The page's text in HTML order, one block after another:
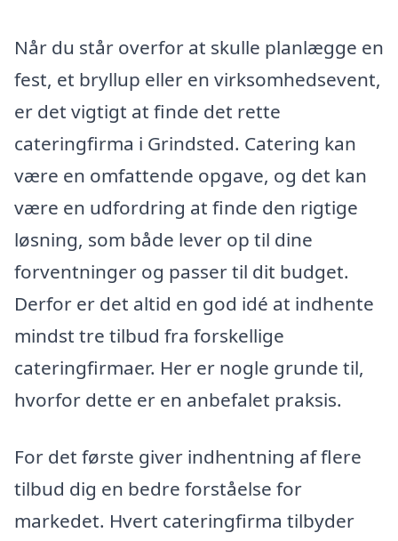
Når du står overfor at skulle planlægge en
fest, et bryllup eller en virksomhedsevent,
er det vigtigt at finde det rette
cateringfirma i Grindsted. Catering kan
være en omfattende opgave, og det kan
være en udfordring at finde den rigtige
løsning, som både lever op til dine
forventninger og passer til dit budget.
Derfor er det altid en god idé at indhente
mindst tre tilbud fra forskellige
cateringfirmaer. Her er nogle grunde til,
hvorfor dette er en anbefalet praksis.
For det første giver indhentning af flere
tilbud dig en bedre forståelse for
markedet. Hvert cateringfirma tilbyder